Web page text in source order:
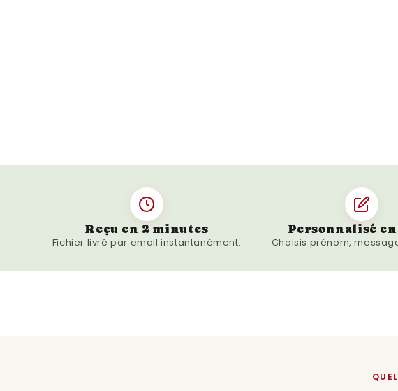
Reçu en 2 minutes
Fichier livré par email instantanément.
Personnalisé
Choisis prénom,